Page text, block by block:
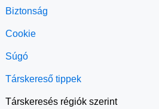
Biztonság
Cookie
Súgó
Társkereső tippek
Társkeresés régiók szerint